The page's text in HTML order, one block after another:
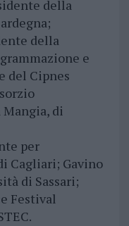
della
della
e
del Cipnes
di
per
Cagliari; Gavino
di Sassari;
Festival